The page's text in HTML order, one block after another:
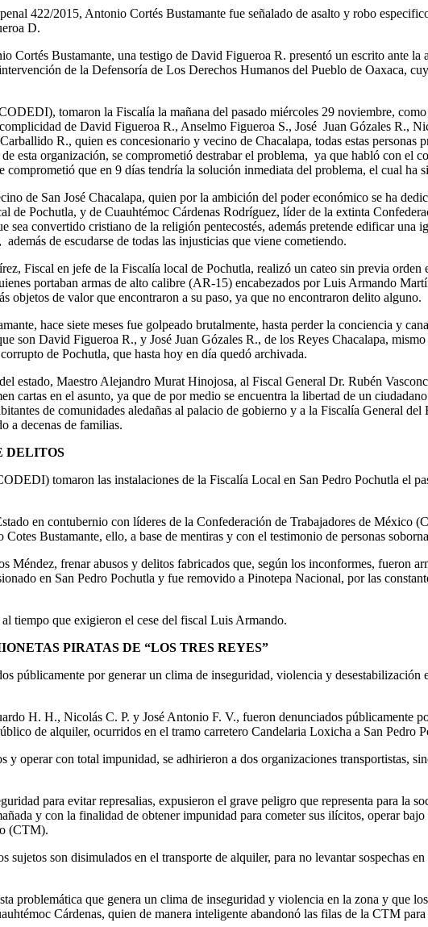
422/2015, Antonio Cortés Bustamante fue señalado de asalto y robo
D.
Cortés Bustamante, una testigo de David Figueroa R. presentó un escrito ante la
de la Defensoría de Los Derechos Humanos del Pueblo de Oaxaca,
tomaron la Fiscalía la mañana del pasado miércoles 29 noviembre,
de David Figueroa R., Anselmo Figueroa S., José Juan Gózales R.,
R., quien es concesionario y vecino de Chacalapa, todas estas personas
esta organización, se comprometió destrabar el problema, ya que habló con el
que en 9 días tendría la solución inmediata del problema, el cual ha
de San José Chacalapa, quien por la ambición del poder económico se ha
Pochutla, y de Cuauhtémoc Cárdenas Rodríguez, líder de la extinta
sea convertido cristiano de la religión pentecostés, además pretende edificar
de escudarse de todas las injusticias que viene cometiendo.
Fiscal en jefe de la Fiscalía local de Pochutla, realizó un cateo sin previa
portaban armas de alto calibre (AR-15) encabezados por Luis Armando
objetos de valor que encontraron a su paso, ya que no encontraron delito alguno.
hace siete meses fue golpeado brutalmente, hasta perder la conciencia y
son David Figueroa R., y José Juan Gózales R., de los Reyes Chacalapa,
de Pochutla, que hasta hoy en día quedó archivada.
estado, Maestro Alejandro Murat Hinojosa, al Fiscal General Dr. Rubén
en el asunto, ya que de por medio se encuentra la libertad de un
de comunidades aledañas al palacio de gobierno y a la Fiscalía General del
a decenas de familias.
DELITOS
tomaron las instalaciones de la Fiscalía Local en San Pedro Pochutla el
en contubernio con líderes de la Confederación de Trabajadores de México
Bustamante, ello, a base de mentiras y con el testimonio de personas
Méndez, frenar abusos y delitos fabricados que, según los inconformes, fueron
en San Pedro Pochutla y fue removido a Pinotepa Nacional, por las
tiempo que exigieron el cese del fiscal Luis Armando.
PIRATAS DE “LOS TRES REYES”
públicamente por generar un clima de inseguridad, violencia y desestabilización
H. H., Nicolás C. P. y José Antonio F. V., fueron denunciados públicamente
de alquiler, ocurridos en el tramo carretero Candelaria Loxicha a San Pedro
operar con total impunidad, se adhirieron a dos organizaciones transportistas,
para evitar represalias, expusieron el grave peligro que representa para la
y con la finalidad de obtener impunidad para cometer sus ilícitos, operar
(CTM).
son disimulados en el transporte de alquiler, para no levantar sospechas
problemática que genera un clima de inseguridad y violencia en la zona y que
Cárdenas, quien de manera inteligente abandonó las filas de la CTM